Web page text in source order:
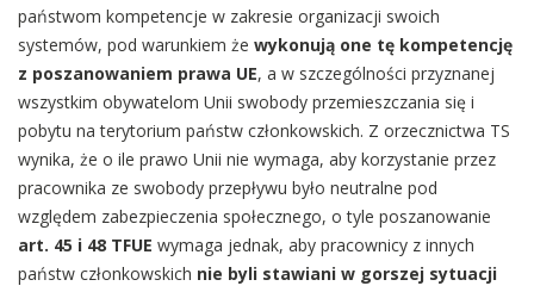
państwom kompetencje w zakresie organizacji swoich
systemów, pod warunkiem że wykonują one tę kompetencję
z poszanowaniem prawa UE, a w szczególności przyznanej
wszystkim obywatelom Unii swobody przemieszczania się i
pobytu na terytorium państw członkowskich. Z orzecznictwa TS
wynika, że o ile prawo Unii nie wymaga, aby korzystanie przez
pracownika ze swobody przepływu było neutralne pod
względem zabezpieczenia społecznego, o tyle poszanowanie
art. 45 i 48 TFUE wymaga jednak, aby pracownicy z innych
państw członkowskich nie byli stawiani w gorszej sytuacji